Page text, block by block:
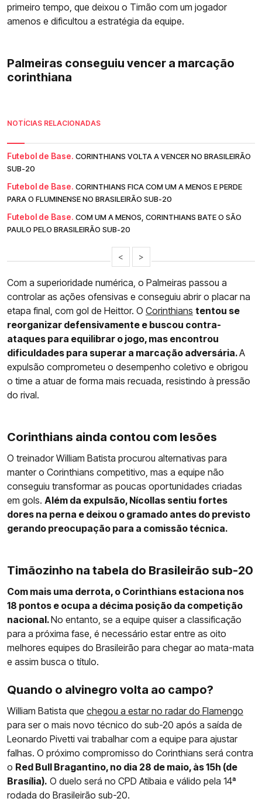
primeiro tempo, que deixou o Timão com um jogador
amenos e dificultou a estratégia da equipe.
Palmeiras conseguiu vencer a marcação
corinthiana
NOTÍCIAS RELACIONADAS
Futebol de Base. CORINTHIANS VOLTA A VENCER NO BRASILEIRÃO
SUB-20
Futebol de Base. CORINTHIANS FICA COM UM A MENOS E PERDE
PARA O FLUMINENSE NO BRASILEIRÃO SUB-20
Futebol de Base. COM UM A MENOS, CORINTHIANS BATE O SÃO
PAULO PELO BRASILEIRÃO SUB-20
< >
Com a superioridade numérica, o Palmeiras passou a
controlar as ações ofensivas e conseguiu abrir o placar na
etapa final, com gol de Heittor. O Corinthians tentou se
reorganizar defensivamente e buscou contra-
ataques para equilibrar o jogo, mas encontrou
dificuldades para superar a marcação adversária.A
expulsão comprometeu o desempenho coletivo e obrigou
o time a atuar de forma mais recuada, resistindo à pressão
do rival.
Corinthians ainda contou com lesões
O treinador William Batista procurou alternativas para
manter o Corinthians competitivo, mas a equipe não
conseguiu transformar as poucas oportunidades criadas
em gols. Além da expulsão, Nícollas sentiu fortes
dores na perna e deixou o gramado antes do previsto
gerando preocupação para a comissão técnica.
Timãozinho na tabela do Brasileirão sub-20
Com mais uma derrota, o Corinthians estaciona nos
18 pontos e ocupa a décima posição da competição
nacional.No entanto, se a equipe quiser a classificação
para a próxima fase, é necessário estar entre as oito
melhores equipes do Brasileirão para chegar ao mata-mata
e assim busca o título.
Quando o alvinegro volta ao campo?
William Batista que chegou a estar no radar do Flamengo
para ser o mais novo técnico do sub-20 após a saída de
Leonardo Pivetti vai trabalhar com a equipe para ajustar
falhas. O próximo compromisso do Corinthians será contra
o Red Bull Bragantino, no dia 28 de maio, às 15h (de
Brasília). O duelo será no CPD Atibaia e válido pela 14ª
rodada do Brasileirão sub-20.